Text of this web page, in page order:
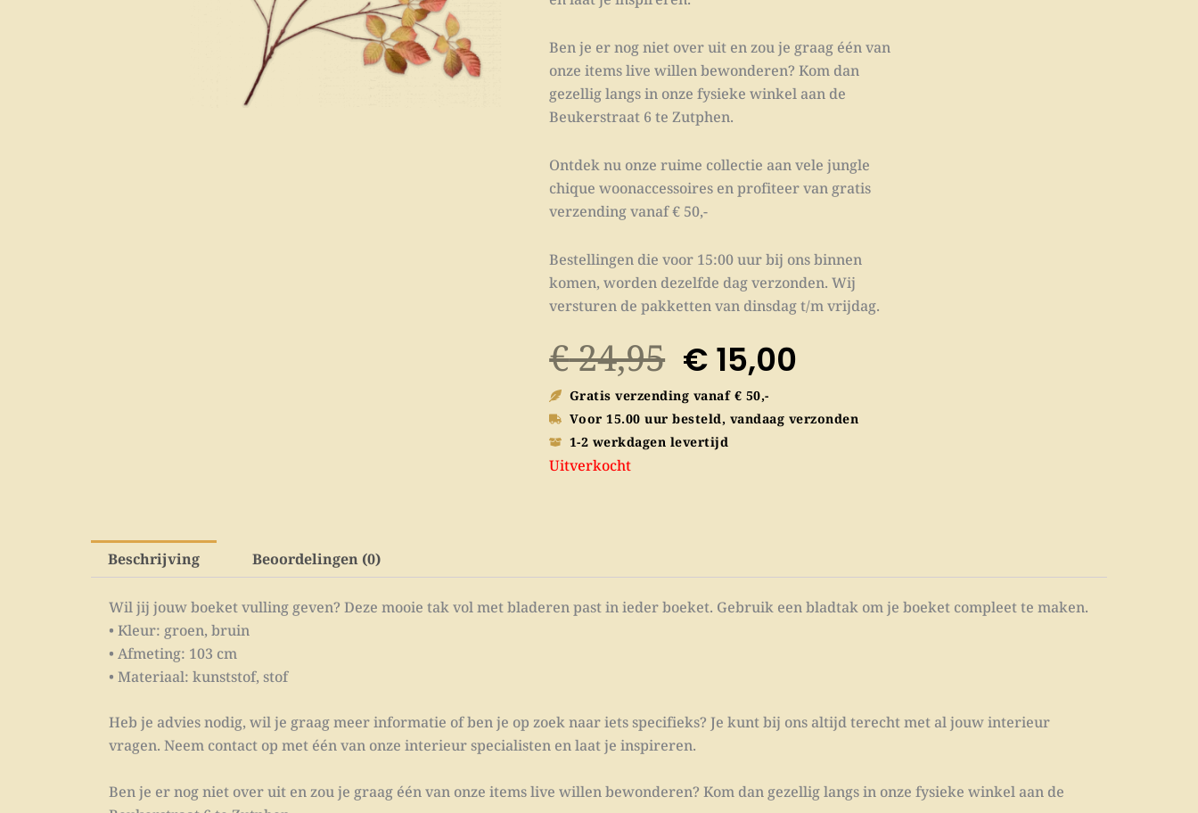
Ben je er nog niet over uit en zou je graag één van
onze items live willen bewonderen? Kom dan
gezellig langs in onze fysieke winkel aan de
Beukerstraat 6 te Zutphen.
Ontdek nu onze ruime collectie aan vele jungle
chique woonaccessoires en profiteer van gratis
verzending vanaf € 50,-
Bestellingen die voor 15:00 uur bij ons binnen
komen, worden dezelfde dag verzonden. Wij
versturen de pakketten van dinsdag t/m vrijdag.
€24,95 Oorspronkelijke
prijs
was:
€ 24,95.
€15,00
€ 15,00.
Gratis verzending vanaf € 50,-
Voor 15.00 uur besteld, vandaag verzonden
1-2 werkdagen levertijd
Uitverkocht
Beschrijving Beoordelingen (0)
Wil jij jouw boeket vulling geven? Deze mooie tak vol met bladeren past in ieder boeket. Gebruik een bladtak om je boeket compleet te maken.
• Kleur: groen, bruin
• Afmeting: 103 cm
• Materiaal: kunststof, stof
Heb je advies nodig, wil je graag meer informatie of ben je op zoek naar iets specifieks? Je kunt bij ons altijd terecht met al jouw interieur
vragen. Neem contact op met één van onze interieur specialisten en laat je inspireren.
Ben je er nog niet over uit en zou je graag één van onze items live willen bewonderen? Kom dan gezellig langs in onze fysieke winkel aan de